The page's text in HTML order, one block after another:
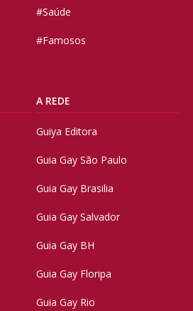
#Saúde
#Famosos
A REDE
Guiya Editora
Guia Gay São Paulo
Guia Gay Brasilia
Guia Gay Salvador
Guia Gay BH
Guia Gay Floripa
Guia Gay Rio